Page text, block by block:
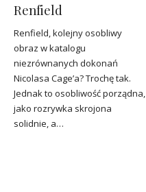
Renfield
Renfield, kolejny osobliwy
obraz w katalogu
niezrównanych dokonań
Nicolasa Cage’a? Trochę tak.
Jednak to osobliwość porządna,
jako rozrywka skrojona
solidnie, a…